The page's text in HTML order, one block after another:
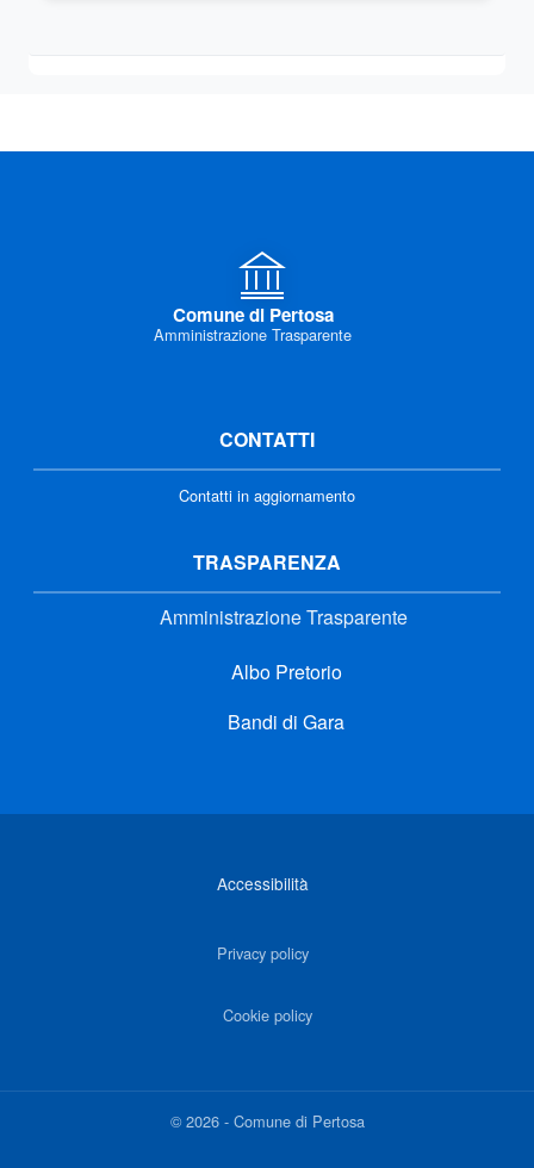
Comune di Pertosa
Amministrazione Trasparente
CONTATTI
Contatti in aggiornamento
TRASPARENZA
Amministrazione Trasparente
Albo Pretorio
Bandi di Gara
Accessibilità
Privacy policy
Cookie policy
©2026- Comune di Pertosa